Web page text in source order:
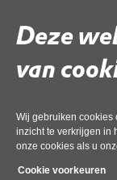
Deze
van
Wij gebruiken cookies
inzicht te verkrijgen in
onze cookies als u
Cookie voorkeuren
Deel deze pagina